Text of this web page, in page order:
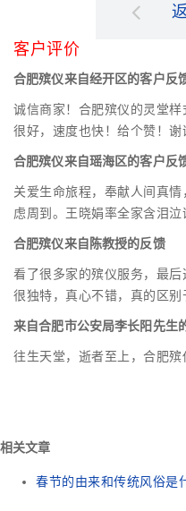
客户评价
合肥殡仪来自经开区的客户反
诚信商家！合肥殡仪的灵堂
很好，速度也快！给个赞！谢
合肥殡仪来自瑶海区的客户反
关爱生命旅程，奉献人间真
虑周到。王晓娟率全家含泪泣
合肥殡仪来自陈教授的反馈
看了很多家的殡仪服务，最后
很独特，真心不错，真的区别
来自合肥市公安局李长阳先生
往生天堂，逝者至上，合肥殡
相关文章
春节的由来和传统风俗是